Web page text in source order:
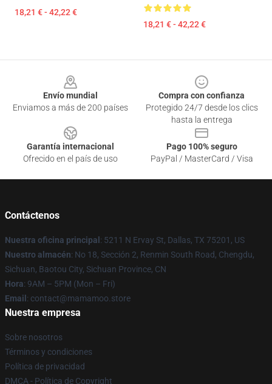
18,21 € - 42,22 €
18,21 € - 42,22 €
Envío mundial
Enviamos a más de 200 países
Compra con confianza
Protegido 24/7 desde los clics
hasta la entrega
Garantía internacional
Ofrecido en el país de uso
Pago 100% seguro
PayPal / MasterCard / Visa
Contáctenos
Nuestra oficina principal : 5211 N Ervay St, Dallas, TX 75201, US
Nuestro almacén: No 18, Sección 2, Renmin South Road, Chengdu,
Sichuan, Baotou City, Sichuan Province, CN
Hora: 9AM – 5PM (Mon – Fri)
Email : contact@mamamoo.store
Nuestra empresa
Sobre nosotros
Términos y condiciones
Política de privacidad
DMCA - Política de Copyright